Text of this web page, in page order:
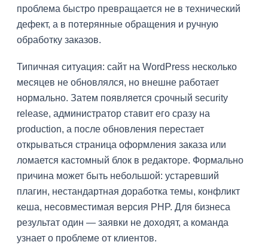
проблема быстро превращается не в технический
дефект, а в потерянные обращения и ручную
обработку заказов.
Типичная ситуация: сайт на WordPress несколько
месяцев не обновлялся, но внешне работает
нормально. Затем появляется срочный security
release, администратор ставит его сразу на
production, а после обновления перестает
открываться страница оформления заказа или
ломается кастомный блок в редакторе. Формально
причина может быть небольшой: устаревший
плагин, нестандартная доработка темы, конфликт
кеша, несовместимая версия PHP. Для бизнеса
результат один — заявки не доходят, а команда
узнает о проблеме от клиентов.